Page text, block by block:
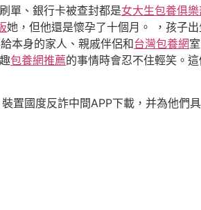
單、銀行卡被查封都是女大生包養俱樂
她，但他還是懷孕了十個月。 ，孩子出
本身的家人、親戚伴侶和台灣包養網
包養網推薦的事情時會忍不住輕笑。
置國度反詐中間APP下載，并為他們